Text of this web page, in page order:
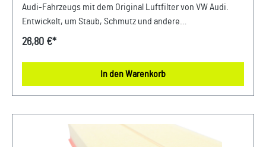
Audi-Fahrzeugs mit dem Original Luftfilter von VW Audi.
Entwickelt, um Staub, Schmutz und andere
Verunreinigungen fernzuhalten, sorgt dieser Luftfilter für
und hochwertigen Materialien gewährleistet er eine lange
Lebensdauer und zuverlässige Leistung. Halten Sie Ihren
Ersatzteile Verwendung: passend bei vielen Audi/VW/SEAT/
26,80 €*
In den Warenkorb